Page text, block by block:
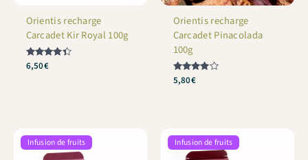
Orientis recharge
Carcadet Kir Royal 100g
Note
4.33
6,50€
Orientis recharge
Carcadet Pinacolada
100g
Note
5,80€
Infusion de fruits Infusion de fruits